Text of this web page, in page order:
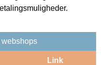
webshops
Link